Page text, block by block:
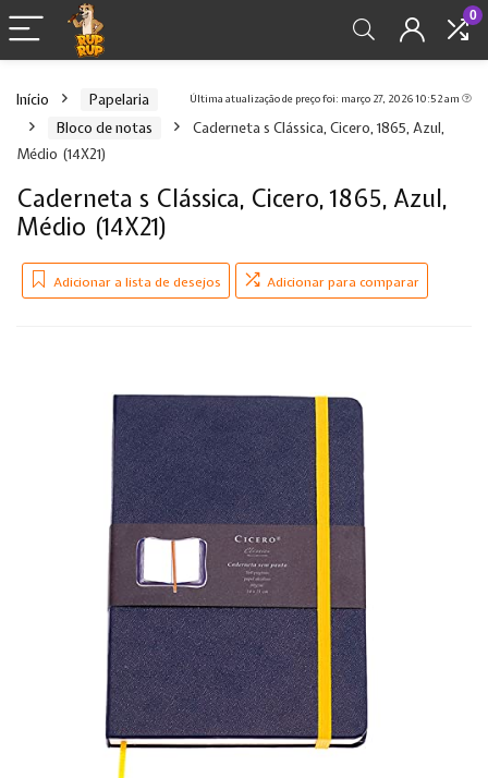
0
Última atualização de preço foi: março 27, 2026 10:52 am
Início
Papelaria
Bloco de notas
Caderneta s Clássica, Cicero, 1865, Azul,
Médio (14X21)
Caderneta s Clássica, Cicero, 1865, Azul,
Médio (14X21)
Adicionar a lista de desejos Adicionar para comparar